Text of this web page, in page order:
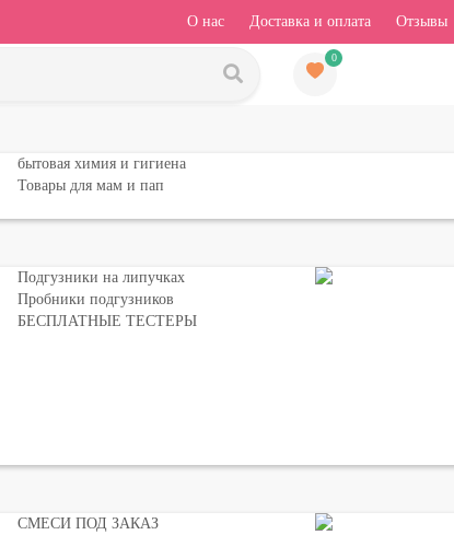
О нас Доставка и оплата Отзывы
0
бытовая химия и гигиена
Товары для мам и пап
Подгузники на липучках
Пробники подгузников
БЕСПЛАТНЫЕ ТЕСТЕРЫ
СМЕСИ ПОД ЗАКАЗ